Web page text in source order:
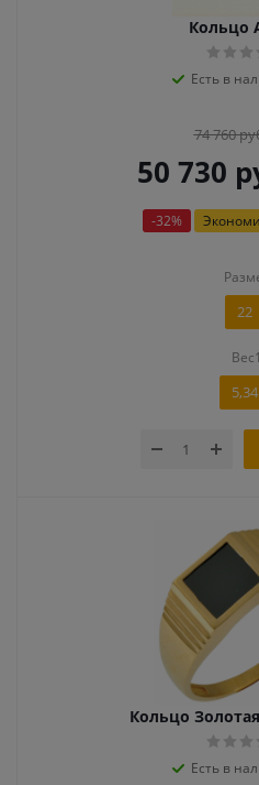
Кольцо
Есть в
74 760
50 730
-32%
22
Вес1
5,34
Кольцо
Есть в